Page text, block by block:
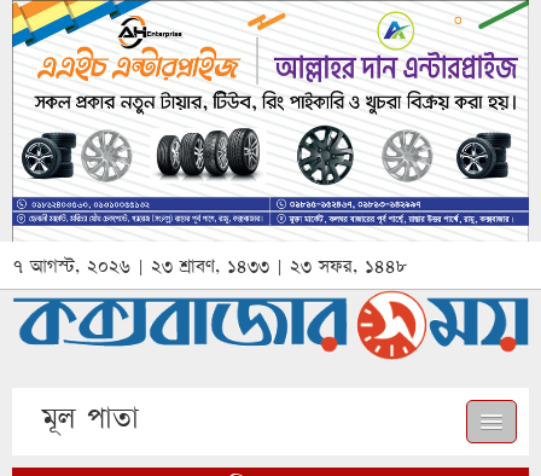
৭ আগস্ট, ২০২৬ | ২৩ শ্রাবণ, ১৪৩৩ | ২৩ সফর, ১৪৪৮
মূল পাতা